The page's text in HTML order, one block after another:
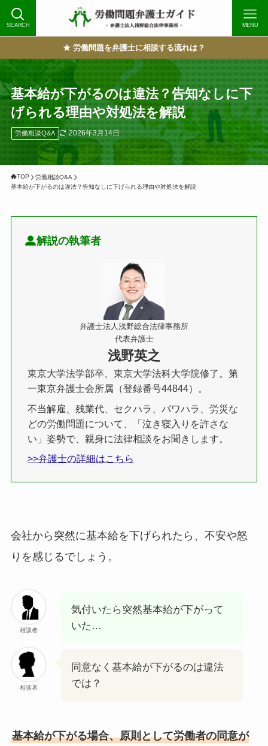
SEARCH MENU
★ 労働問題を弁護士に相談する流れは？
基本給が下がるのは違法？告知なしに下
げられる理由や対処法を解説
労働相談Q&A 2026年3月14日
TOP
労働相談Q&A
基本給が下がるのは違法？告知なしに下げられる理由や対処法を解説
解説の執筆者
弁護士法人浅野総合法律事務所
代表弁護士
浅野英之
東京大学法学部卒、東京大学法科大学院修了。第
一東京弁護士会所属（登録番号44844）。
不当解雇、残業代、セクハラ、パワハラ、労災な
どの労働問題について、「泣き寝入りを許さな
い」姿勢で、親身に法律相談をお聞きします。
>>弁護士の詳細はこちら
会社から突然に基本給を下げられたら、不安や怒
りを感じるでしょう。
相談者
気付いたら突然基本給が下がって
いた…
相談者
同意なく基本給が下がるのは違法
では？
基本給が下がる場合、原則として労働者の同意が